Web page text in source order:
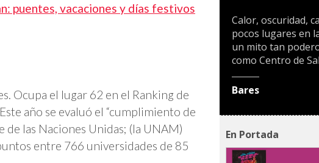
puentes, vacaciones y días festivos
Ocupa el lugar 62 en el Ranking de
año se evaluó el “cumplimiento de
las Naciones Unidas; (la UNAM)
entre 766 universidades de 85
Calor, oscuridad,
pocos lugares en
un mito tan
como Centro de
Bares
En Portada